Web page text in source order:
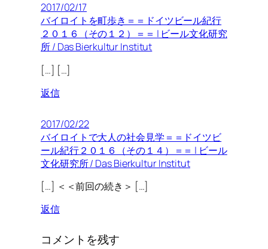
2017/02/17
バイロイトを町歩き＝＝ドイツビール紀行
２０１６（その１２）＝＝ | ビール文化研究
所 / Das Bierkultur Institut
[…] […]
返信
2017/02/22
バイロイトで大人の社会見学＝＝ドイツビ
ール紀行２０１６（その１４）＝＝ | ビール
文化研究所 / Das Bierkultur Institut
[…] ＜＜前回の続き＞ […]
返信
コメントを残す